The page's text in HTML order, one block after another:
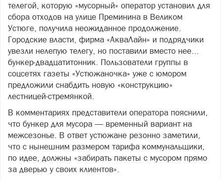
телегой, которую «мусорный» оператор установил для
сбора отходов на улице Преминина в Великом
Устюге, получила неожиданное продолжение.
Городские власти, фирма «АкваЛайн» и подрядчики
увезли нелепую телегу, но поставили вместо нее...
бункер-двадцатитонник. Пользователи группы в
соцсетях газеты «Устюжаночка» уже с юмором
предложили снабдить новую «конструкцию»
лестницей-стремянкой.
В комментариях представители оператора пояснили,
что бункер для мусора — временный вариант на
межсезонье. В ответ устюжане резонно заметили,
что с нынешним размером тарифа коммунальщики,
по идее, должны «забирать пакеты с мусором прямо
за дверью у своих клиентов».